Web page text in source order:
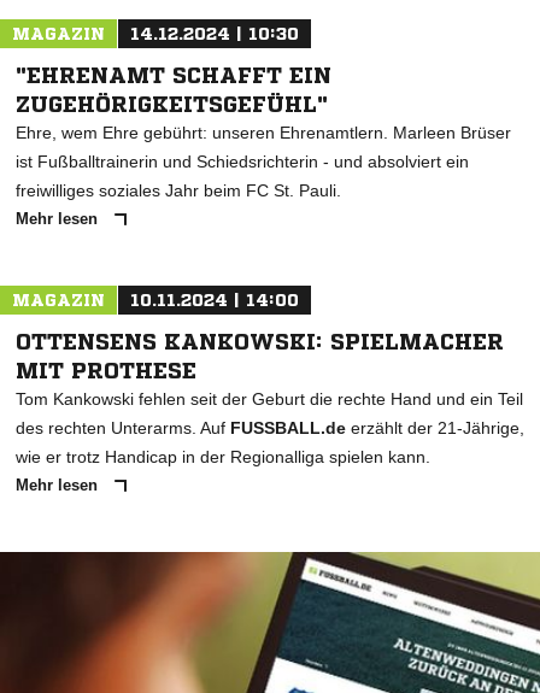
MAGAZIN 14.12.2024 | 10:30
"EHRENAMT SCHAFFT EIN
ZUGEHÖRIGKEITSGEFÜHL"
Ehre, wem Ehre gebührt: unseren Ehrenamtlern. Marleen Brüser
ist Fußballtrainerin und Schiedsrichterin - und absolviert ein
freiwilliges soziales Jahr beim FC St. Pauli.
Mehr lesen
MAGAZIN 10.11.2024 | 14:00
OTTENSENS KANKOWSKI: SPIELMACHER
MIT PROTHESE
Tom Kankowski fehlen seit der Geburt die rechte Hand und ein Teil
des rechten Unterarms. Auf FUSSBALL.de erzählt der 21-Jährige,
wie er trotz Handicap in der Regionalliga spielen kann.
Mehr lesen